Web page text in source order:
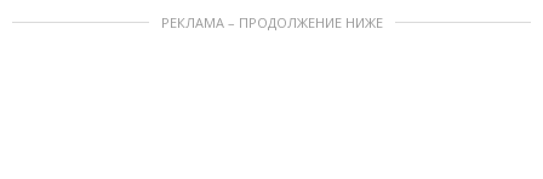
РЕКЛАМА – ПРОДОЛЖЕНИЕ НИЖЕ